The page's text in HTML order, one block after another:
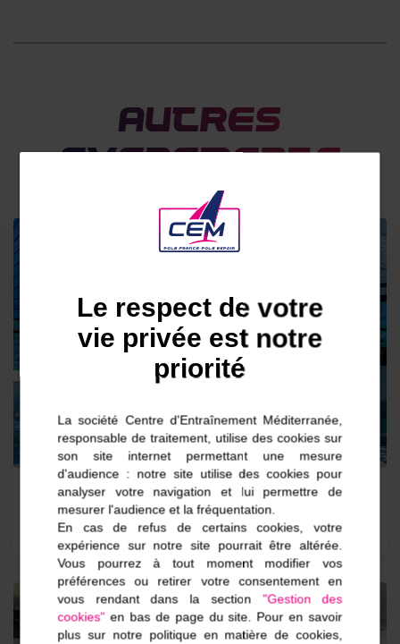
Autres
evenements
Entrainements et compétitions
Février 2022
Événements
Le respect de votre
vie privée est notre
priorité
La société Centre d'Entraînement Méditerranée,
responsable de traitement, utilise des cookies sur
son site internet permettant une mesure
d'audience : notre site utilise des cookies pour
analyser votre navigation et lui permettre de
mesurer l'audience et la fréquentation.
En cas de refus de certains cookies, votre
expérience sur notre site pourrait être altérée.
Vous pourrez à tout moment modifier vos
préférences ou retirer votre consentement en
vous rendant dans la section "Gestion des
cookies"en bas de page du site. Pour en savoir
plus sur notre politique en matière de cookies,